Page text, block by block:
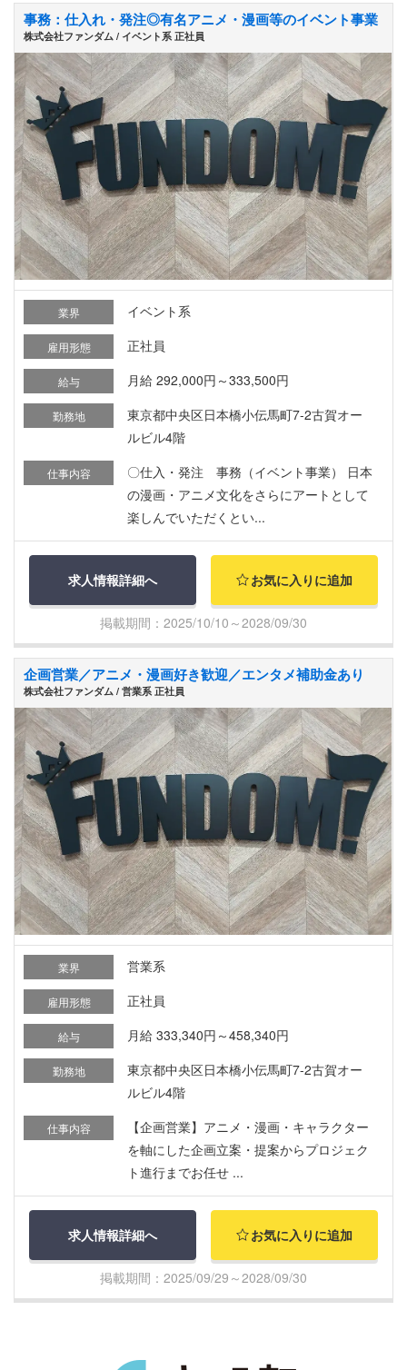
事務：仕入れ・発注◎有名アニメ・漫画等のイベント事業
株式会社ファンダム / イベント系 正社員
業界 イベント系
雇用形態 正社員
給与 月給 292,000円～333,500円
勤務地
東京都中央区日本橋小伝馬町7-2古賀オー
ルビル4階
仕事内容
〇仕入・発注 事務（イベント事業） 日本
の漫画・アニメ文化をさらにアートとして
楽しんでいただくとい...
求人情報詳細へ お気に入りに追加
掲載期間：2025/10/10～2028/09/30
企画営業／アニメ・漫画好き歓迎／エンタメ補助金あり
株式会社ファンダム / 営業系 正社員
業界 営業系
雇用形態 正社員
給与 月給 333,340円～458,340円
勤務地
東京都中央区日本橋小伝馬町7-2古賀オー
ルビル4階
仕事内容
【企画営業】アニメ・漫画・キャラクター
を軸にした企画立案・提案からプロジェク
ト進行までお任せ ...
求人情報詳細へ お気に入りに追加
掲載期間：2025/09/29～2028/09/30